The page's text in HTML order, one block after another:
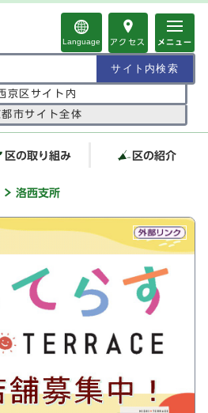
Language アクセス メニュー
京区サイト内
都市サイト全体
区の取り組み 区の紹介
洛西支所
リア。区役所か
お知らせ